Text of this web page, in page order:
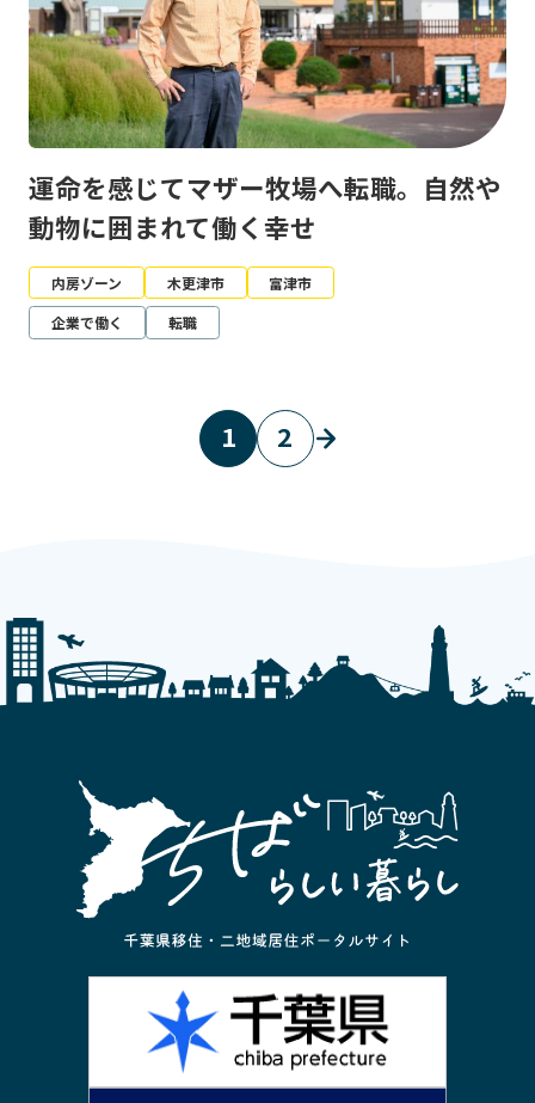
運命を感じてマザー牧場へ転職。自然や
動物に囲まれて働く幸せ
内房ゾーン 木更津市
富津市
企業で働く
転職
1 2